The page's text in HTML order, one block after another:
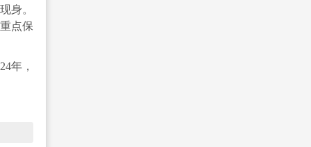
身。
点保
年，